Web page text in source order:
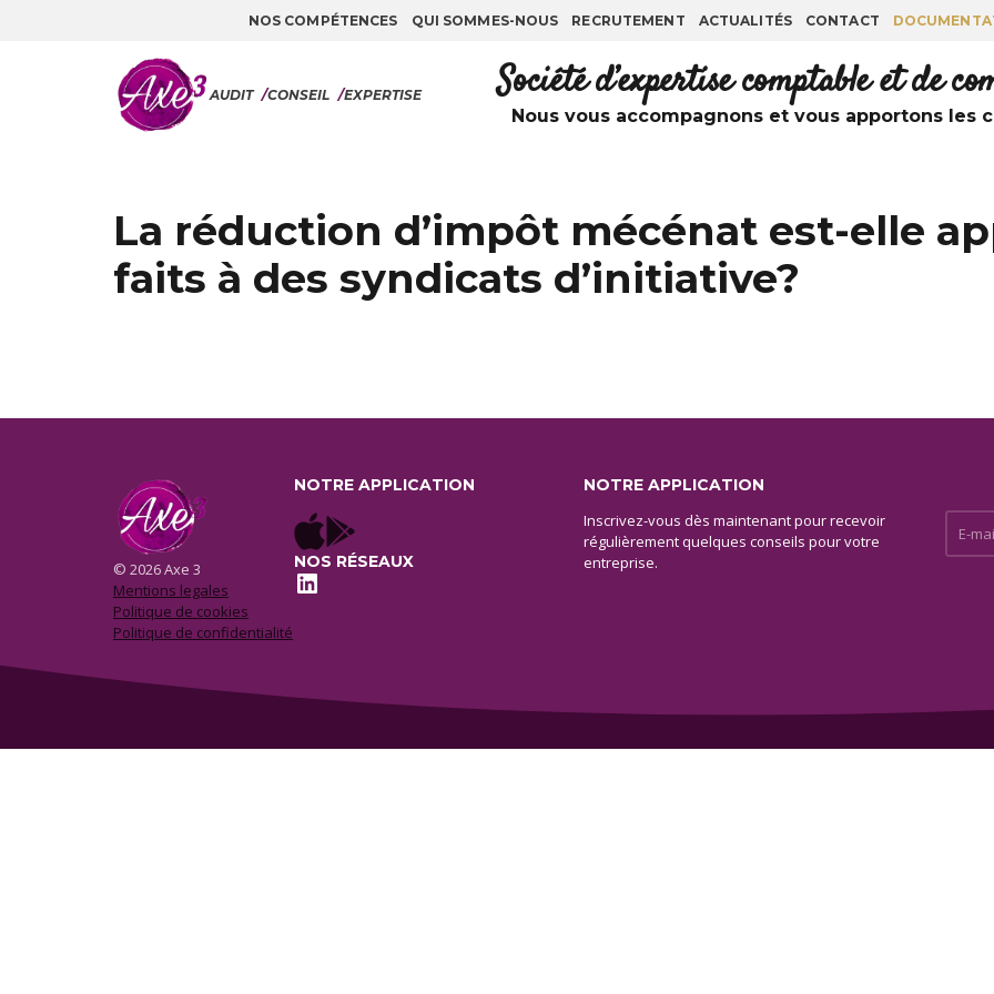
NOS COMPÉTENCES QUI SOMMES-NOUS RECRUTEMENT ACTUALITÉS CONTACT
AUDIT /CONSEIL /EXPERTISE Société d’expertise comptable et de
Nous vous accompagnons et vous apportons les
La réduction d’impôt mécénat est-elle
faits à des syndicats d’initiative?
© 2026 Axe 3
Mentions legales
Politique de cookies
Politique de confidentialité
NOTRE APPLICATION
NOS RÉSEAUX
LinkedIn
NOTRE APPLICATION
Inscrivez-vous dès maintenant pour recevoir
régulièrement quelques conseils pour votre
entreprise.